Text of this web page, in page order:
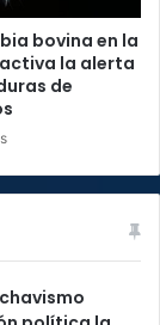
bovina en la
la alerta
de